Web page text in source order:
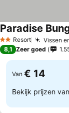
2 Sterren
Resort Vissen
Paradise
8,1 Zeer goed
Van € 14
Bekijk prijzen van